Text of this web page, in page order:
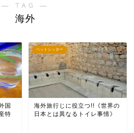
― TAG ―
海外
国
特
ペットシッター
海外旅行じに役立つ!!《世界の
日本とは異なるトイレ事情》